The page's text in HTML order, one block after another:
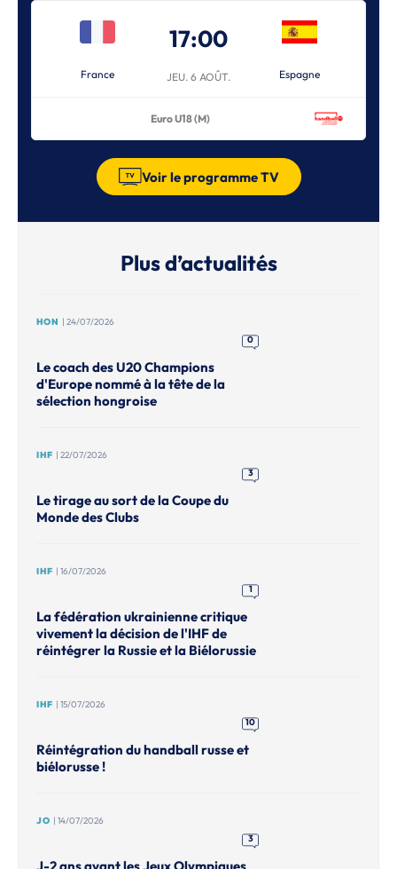
France
17:00
JEU. 6 AOÛT. Espagne
Euro U18 (M)
Voir le programme TV
Plus d’actualités
HON | 24/07/2026
0
Le coach des U20 Champions
d'Europe nommé à la tête de la
sélection hongroise
IHF | 22/07/2026
3
Le tirage au sort de la Coupe du
Monde des Clubs
IHF | 16/07/2026
1
La fédération ukrainienne critique
vivement la décision de l'IHF de
réintégrer la Russie et la Biélorussie
IHF | 15/07/2026
10
Réintégration du handball russe et
biélorusse !
JO | 14/07/2026
3